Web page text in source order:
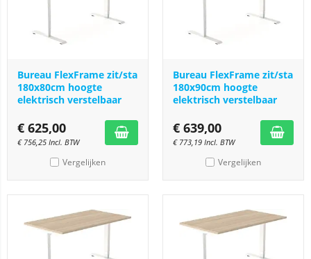
Bureau FlexFrame zit/sta
180x80cm hoogte
elektrisch verstelbaar
€ 625,00
€ 756,25 Incl. BTW
Vergelijken
Bureau FlexFrame zit/sta
180x90cm hoogte
elektrisch verstelbaar
€ 639,00
€ 773,19 Incl. BTW
Vergelijken